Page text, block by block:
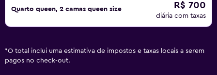
Quarto queen, 2 camas queen size R$ 700
diária com taxas
*O total inclui uma estimativa de impostos e taxas locais a serem
pagos no check-out.